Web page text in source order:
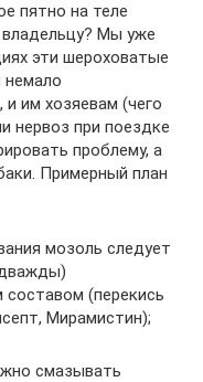
пятно на теле
Мы уже
эти шероховатые
им хозяевам (чего
нервоз при поездке
проблему, а
Примерный план
мозоль следует
(перекись
Мирамистин);
смазывать